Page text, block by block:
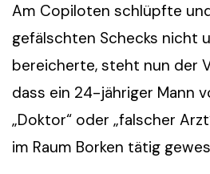
Am Copiloten schlüpfte
gefälschten Schecks nicht
bereicherte, steht nun der
dass ein 24-jähriger Mann
„Doktor“ oder „falscher
im Raum Borken tätig